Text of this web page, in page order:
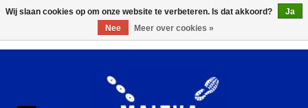
ACCESSOIRES/HARDWARE
Wij slaan cookies op om onze website te verbeteren. Is dat akkoord?
Ja
Nee
Meer over cookies »